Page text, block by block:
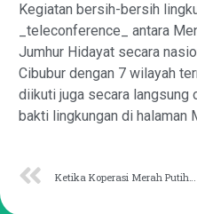
Kegiatan bersih-bersih
_teleconference_ antara
Jumhur Hidayat secara
Cibubur dengan 7 wilayah
diikuti juga secara langsung
bakti lingkungan di halaman